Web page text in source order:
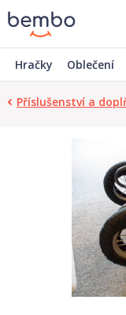
Hračky Oblečení
Příslušenství a